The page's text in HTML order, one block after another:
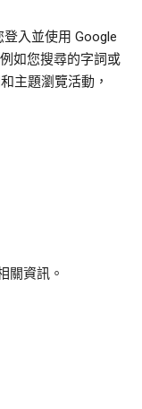
登入並使用 Google
如您搜尋的字詞或
主題瀏覽活動，
關資訊。